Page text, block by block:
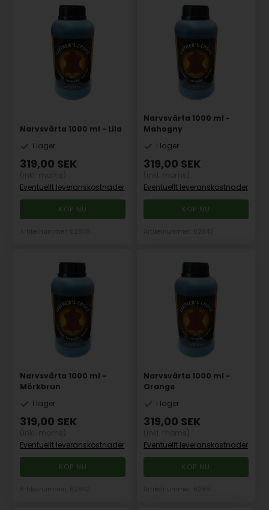
Narvsvärta 1000 ml - Lila
I lager
319,00 SEK
Eventuellt leveranskostnader
Narvsvärta 1000 ml -
Mahogny
I lager
319,00 SEK
Eventuellt leveranskostnader
Narvsvärta 1000 ml -
Mörkbrun
I lager
319,00 SEK
Eventuellt leveranskostnader
Narvsvärta 1000 ml -
Orange
I lager
319,00 SEK
Eventuellt leveranskostnader